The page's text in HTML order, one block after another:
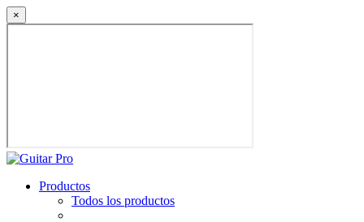
×
Productos
Todos los productos